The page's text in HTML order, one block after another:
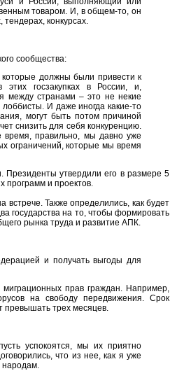
товаром. И, в общем-то, он
конкурсах.
сообщества:
которые должны были привести к
госзакупках в России, и,
между странами – это не некие
И даже иногда какие-то
могут быть потом причиной
снизить для себя конкуренцию.
время, правильно, мы давно уже
ограничений, которые мы время
Президенты утвердили его в размере 5
программ и проектов.
Также определились, как будет
государства на то, чтобы формировать
рынка труда и развитие АПК.
и получать выгоды для
прав граждан. Например,
на свободу передвижения. Срок
превышать трех месяцев.
успокоятся, мы их приятно
что из нее, как я уже
народам.